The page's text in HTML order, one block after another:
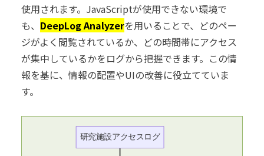
使用されます。JavaScriptが使用できない環境で
も、 DeepLog Analyzerを用いることで、どのペー
ジがよく閲覧されているか、どの時間帯にアクセス
が集中しているかをログから把握できます。この情
報を基に、情報の配置やUIの改善に役立てていま
す。
研究施設アクセスログ